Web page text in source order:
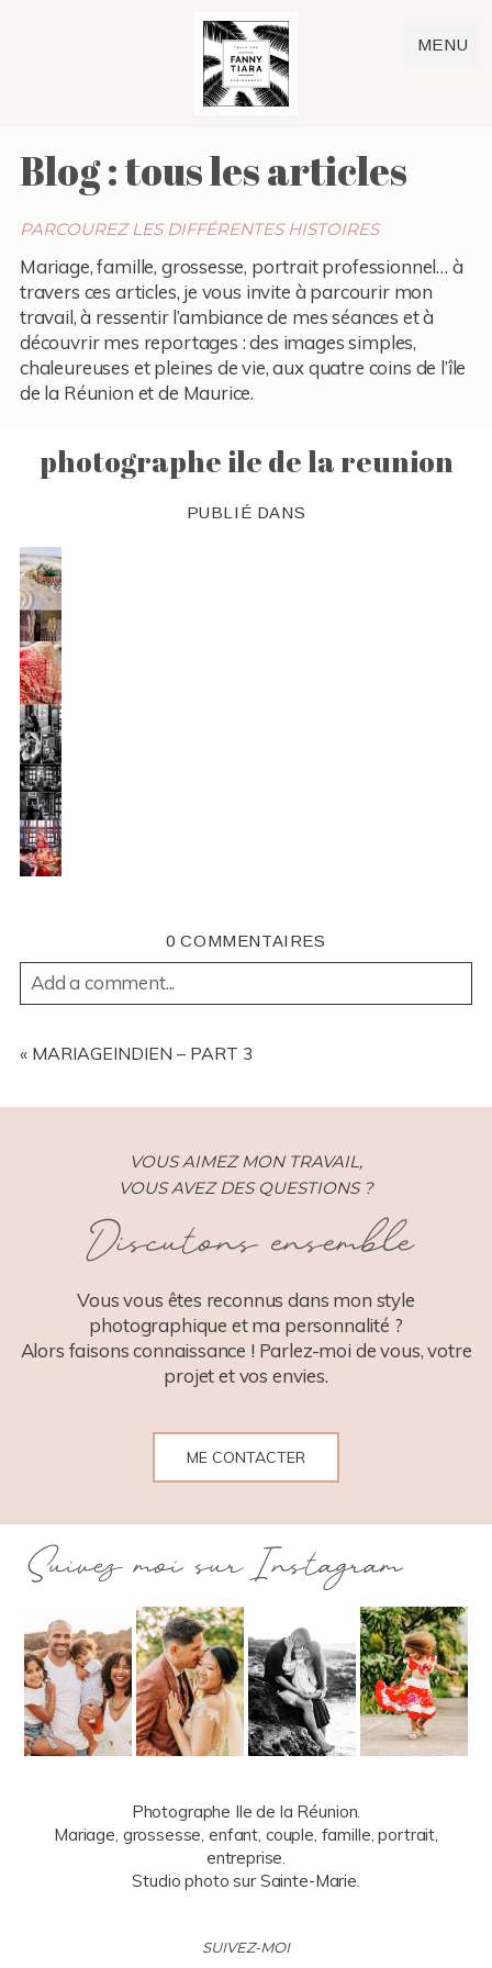
MENU
Blog : tous les articles
PARCOUREZ LES DIFFÉRENTES HISTOIRES
Mariage, famille, grossesse, portrait professionnel… à
travers ces articles, je vous invite à parcourir mon
travail, à ressentir l’ambiance de mes séances et à
découvrir mes reportages : des images simples,
chaleureuses et pleines de vie, aux quatre coins de l’île
de la Réunion et de Maurice.
photographe ile de la reunion
PUBLIÉ DANS
0 COMMENTAIRES
Add a comment...
REQUIRED FIELDS ARE MARKED *
« MARIAGEINDIEN – PART 3
VOUS AIMEZ MON TRAVAIL,
VOUS AVEZ DES QUESTIONS ?
Discutons ensemble
Vous vous êtes reconnus dans mon style
photographique et ma personnalité ?
Alors faisons connaissance ! Parlez-moi de vous, votre
projet et vos envies.
ME CONTACTER
Suivez moi sur Instagram
Photographe Ile de la Réunion.
Mariage, grossesse, enfant, couple, famille, portrait,
entreprise.
Studio photo sur Sainte-Marie.
SUIVEZ-MOI